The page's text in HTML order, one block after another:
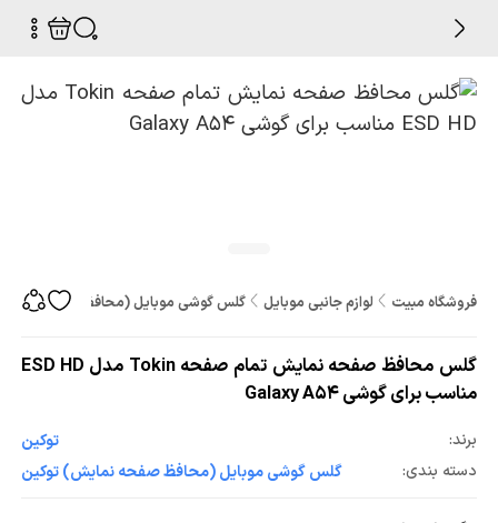
فروشگاه مبیت لوازم جانبی موبایل گلس گوشی موبایل (محافظ صفحه
گلس محافظ صفحه نمایش تمام صفحه Tokin مدل ESD HD
مناسب برای گوشی Galaxy A54
برند:
توکین
دسته بندی:
گلس گوشی موبایل (محافظ صفحه نمایش) توکین